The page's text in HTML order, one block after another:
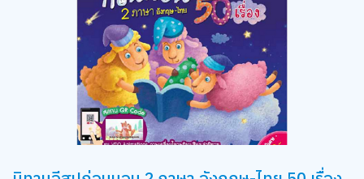
นิทานอีสปก่อนนอน 2 ภาษา อังกฤษ-ไทย 50 เรื่อง